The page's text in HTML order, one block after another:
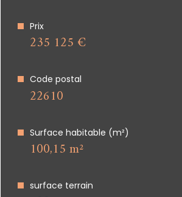
Prix
235 125 €
Code postal
22610
Surface habitable (m²)
100,15 m²
surface terrain